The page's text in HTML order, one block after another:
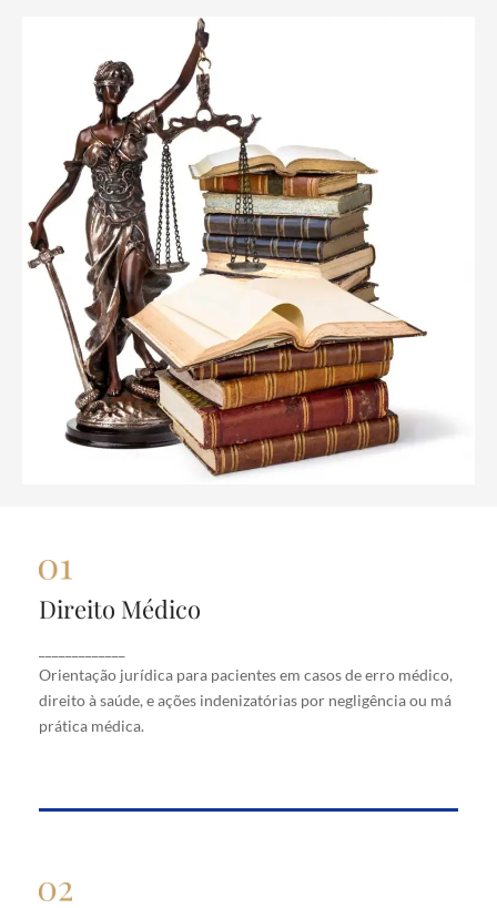
Direito Médico
Orientação jurídica para pacientes em casos de erro médico,
direito à saúde, e ações indenizatórias por negligência ou má
prática médica.
Direito Médico
erro médico, direito à saúde, e ações indenizatórias
por negligência ou má prática médica.